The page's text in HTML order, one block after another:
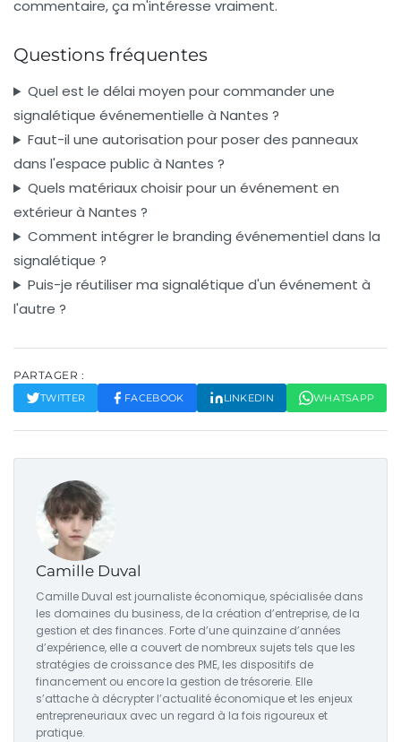
commentaire, ça m'intéresse vraiment.
Questions fréquentes
Quel est le délai moyen pour commander une
signalétique événementielle à Nantes ?
Faut-il une autorisation pour poser des panneaux
dans l'espace public à Nantes ?
Quels matériaux choisir pour un événement en
extérieur à Nantes ?
Comment intégrer le branding événementiel dans la
signalétique ?
Puis-je réutiliser ma signalétique d'un événement à
l'autre ?
PARTAGER :
TWITTER FACEBOOK LINKEDIN WHATSAPP
Camille Duval
Camille Duval est journaliste économique, spécialisée dans
les domaines du business, de la création d’entreprise, de la
gestion et des finances. Forte d’une quinzaine d’années
d’expérience, elle a couvert de nombreux sujets tels que les
stratégies de croissance des PME, les dispositifs de
financement ou encore la gestion de trésorerie. Elle
s’attache à décrypter l’actualité économique et les enjeux
entrepreneuriaux avec un regard à la fois rigoureux et
pratique.